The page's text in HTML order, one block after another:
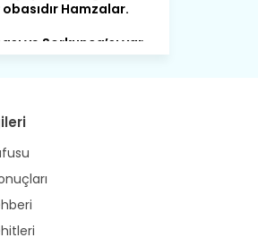
ve Sorkunca’sı var.
Kuzören vermiş hep
olmuş Sarıoğlan.
halkı yiğit genç
Sorkun.
aldım öğüt,